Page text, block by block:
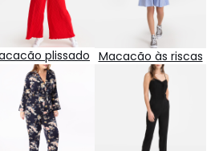
plissado Macacão às riscas